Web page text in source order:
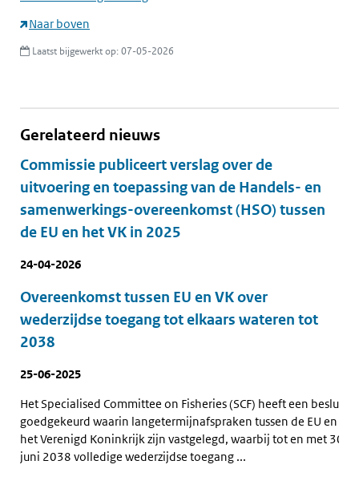
Naar boven
Laatst bijgewerkt op: 07-05-2026
Gerelateerd nieuws
Commissie publiceert verslag over de
uitvoering en toepassing van de Handels- en
samenwerkings-overeenkomst (HSO) tussen
de EU en het VK in 2025
24-04-2026
Overeenkomst tussen EU en VK over
wederzijdse toegang tot elkaars wateren tot
2038
25-06-2025
Het Specialised Committee on Fisheries (SCF) heeft een besluit
goedgekeurd waarin langetermijnafspraken tussen de EU en
het Verenigd Koninkrijk zijn vastgelegd, waarbij tot en met 30
juni 2038 volledige wederzijdse toegang ...